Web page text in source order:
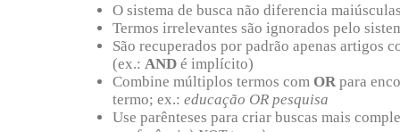
O sistema de busca não diferencia
Termos irrelevantes são ignorados pelo
São recuperados por padrão apenas artigos
(ex.: AND é implícito)
Combine múltiplos termos com OR para
termo; ex.: educação OR pesquisa
Use parênteses para criar buscas mais